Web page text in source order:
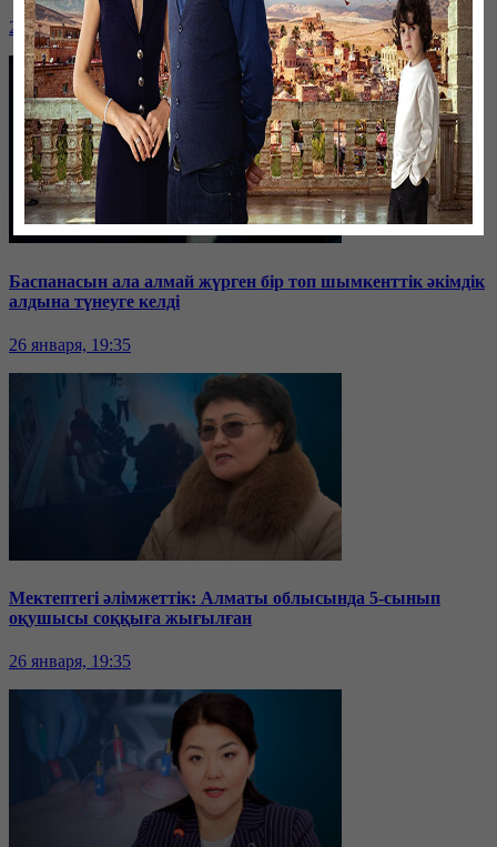
26 января, 19:36
Баспанасын ала алмай жүрген бір топ шымкенттік әкімдік
алдына түнеуге келді
26 января, 19:35
Мектептегі әлімжеттік: Алматы облысында 5-сынып
оқушысы соққыға жығылған
26 января, 19:35